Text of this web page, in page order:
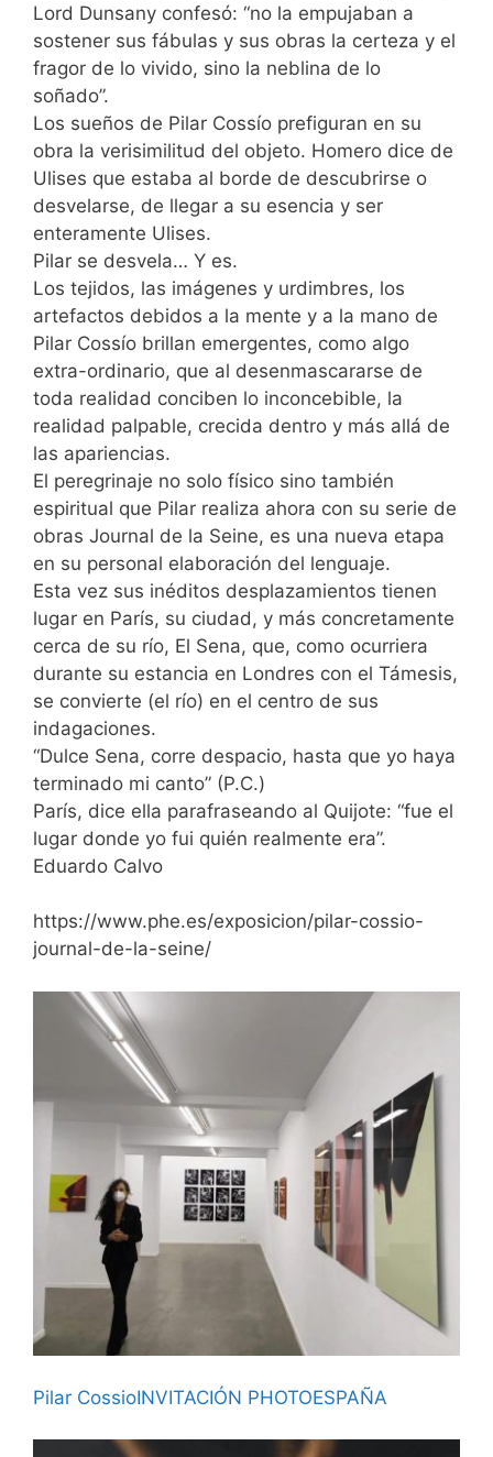
Lord Dunsany confesó: “no la empujaban a
sostener sus fábulas y sus obras la certeza y el
fragor de lo vivido, sino la neblina de lo
soñado”.
Los sueños de Pilar Cossío prefiguran en su
obra la verisimilitud del objeto. Homero dice de
Ulises que estaba al borde de descubrirse o
desvelarse, de llegar a su esencia y ser
enteramente Ulises.
Pilar se desvela… Y es.
Los tejidos, las imágenes y urdimbres, los
artefactos debidos a la mente y a la mano de
Pilar Cossío brillan emergentes, como algo
extra-ordinario, que al desenmascararse de
toda realidad conciben lo inconcebible, la
realidad palpable, crecida dentro y más allá de
las apariencias.
El peregrinaje no solo físico sino también
espiritual que Pilar realiza ahora con su serie de
obras Journal de la Seine, es una nueva etapa
en su personal elaboración del lenguaje.
Esta vez sus inéditos desplazamientos tienen
lugar en París, su ciudad, y más concretamente
cerca de su río, El Sena, que, como ocurriera
durante su estancia en Londres con el Támesis,
se convierte (el río) en el centro de sus
indagaciones.
“Dulce Sena, corre despacio, hasta que yo haya
terminado mi canto” (P.C.)
París, dice ella parafraseando al Quijote: “fue el
lugar donde yo fui quién realmente era”.
Eduardo Calvo
https://www.phe.es/exposicion/pilar-cossio-
journal-de-la-seine/
Pilar CossioINVITACIÓN PHOTOESPAÑA